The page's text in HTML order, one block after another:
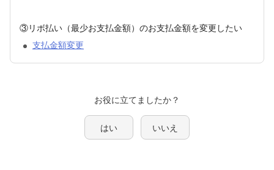
③リボ払い（最少お支払金額）のお支払金額を変更したい
支払金額変更
はい いいえ